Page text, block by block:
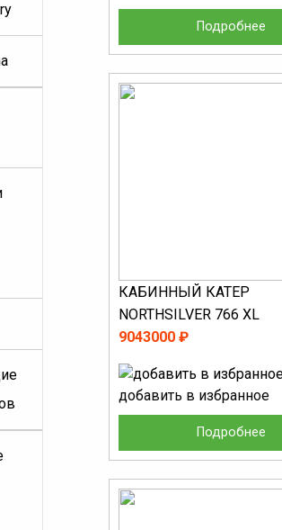
Подробнее
КАБИННЫЙ КАТЕР
NORTHSILVER 766 XL
9043000 ₽
Подробнее
добавить в избранное